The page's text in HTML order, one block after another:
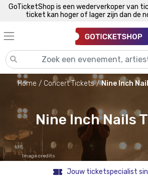
GoTicketShop is een wederverkoper van
ticket kan hoger of lager zijn dan de
Home Concert Tickets Nine Inch
Nine Inch Nails
Image credits
Jouw ticketspecialist